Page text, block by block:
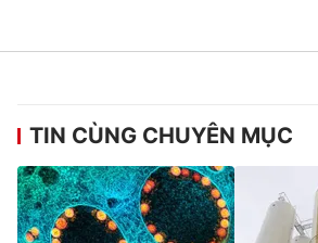
TIN CÙNG CHUYÊN MỤC